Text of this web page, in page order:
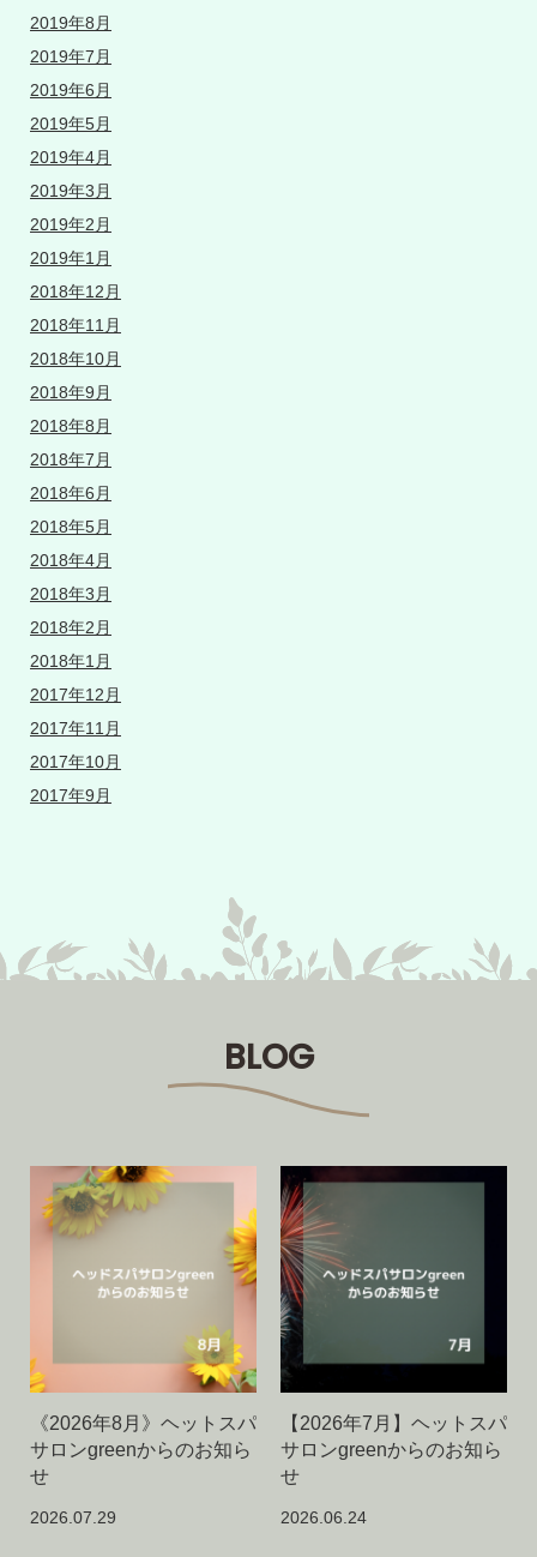
2019年8月
2019年7月
2019年6月
2019年5月
2019年4月
2019年3月
2019年2月
2019年1月
2018年12月
2018年11月
2018年10月
2018年9月
2018年8月
2018年7月
2018年6月
2018年5月
2018年4月
2018年3月
2018年2月
2018年1月
2017年12月
2017年11月
2017年10月
2017年9月
BLOG
《2026年8月》ヘットスパ
サロンgreenからのお知ら
せ
2026.07.29
【2026年7月】ヘットスパ
サロンgreenからのお知ら
せ
2026.06.24